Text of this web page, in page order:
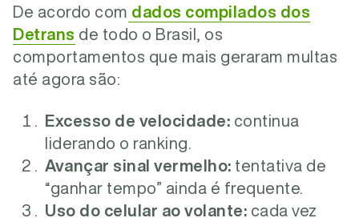
De acordo com dados compilados dos
Detrans de todo o Brasil, os
comportamentos que mais geraram multas
até agora são:
Excesso de velocidade: continua
liderando o ranking.
Avançar sinal vermelho: tentativa de
“ganhar tempo” ainda é frequente.
Uso do celular ao volante: cada vez